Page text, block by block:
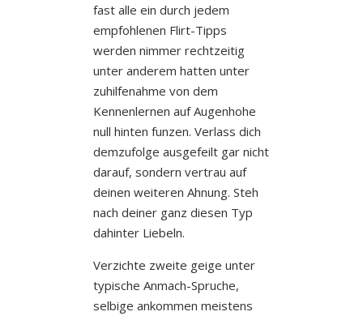
fast alle ein durch jedem
empfohlenen Flirt-Tipps
werden nimmer rechtzeitig
unter anderem hatten unter
zuhilfenahme von dem
Kennenlernen auf Augenhohe
null hinten funzen. Verlass dich
demzufolge ausgefeilt gar nicht
darauf, sondern vertrau auf
deinen weiteren Ahnung. Steh
nach deiner ganz diesen Typ
dahinter Liebeln.
Verzichte zweite geige unter
typische Anmach-Spruche,
selbige ankommen meistens